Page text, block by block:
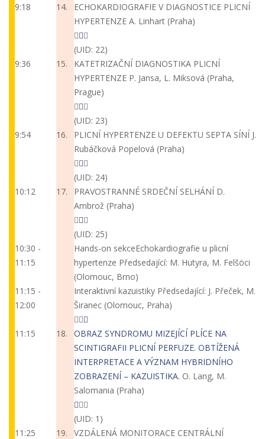
9:18
14.
ECHOKARDIOGRAFIE V DIAGNOSTICE PLICNÍ
HYPERTENZE A. Linhart (Praha)
(UID: 22)
9:36
15.
KATETRIZAČNÍ DIAGNOSTIKA PLICNÍ
HYPERTENZE P. Jansa, L. Miksová (Praha,
Prague)
(UID: 23)
9:54
16. PLICNÍ HYPERTENZE U DEFEKTU SEPTA SÍNÍ J.
Rubáčková Popelová (Praha)
(UID: 24)
10:12
17. PRAVOSTRANNÉ SRDEČNÍ SELHÁNÍ D.
Ambrož (Praha)
(UID: 25)
10:30 -
11:15
Hands-on sekceEchokardiografie u plicní
hypertenze Předsedající: M. Hutyra, M. Felšöci
(Olomouc, Brno)
11:15 -
12:00
Interaktivní kazuistiky Předsedající: J. Přeček, M.
Širanec (Olomouc, Praha)
11:15 18.
OBRAZ SYNDROMU MIZEJÍCÍ PLÍCE NA
SCINTIGRAFII PLICNÍ PERFUZE. OBTÍŽENÁ
INTERPRETACE A VÝZNAM HYBRIDNÍHO
ZOBRAZENÍ – KAZUISTIKA. O. Lang, M.
Salomania (Praha)
(UID: 1)
11:25
19.
VZDÁLENÁ MONITORACE CENTRÁLNÍ